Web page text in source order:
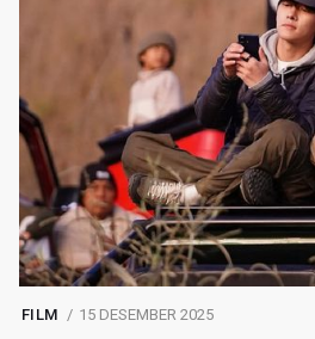
FILM 15 DESEMBER 2025